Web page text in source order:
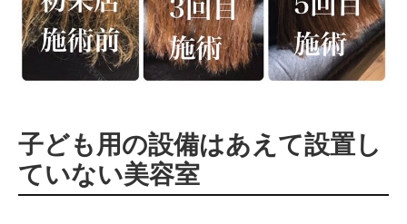
子ども用の設備はあえて設置し
ていない美容室